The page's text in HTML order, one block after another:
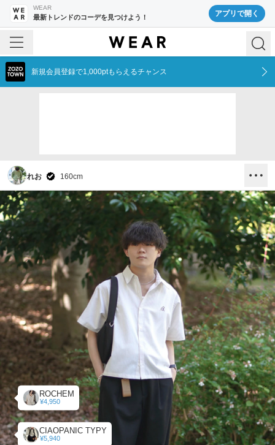
WEAR
最新トレンドのコーデを見つけよう！ アプリで開く
新規会員登録で1,000ptもらえるチャンス
れお 160cm
ROCHEM
¥4,950
CIAOPANIC TYPY
¥5,940